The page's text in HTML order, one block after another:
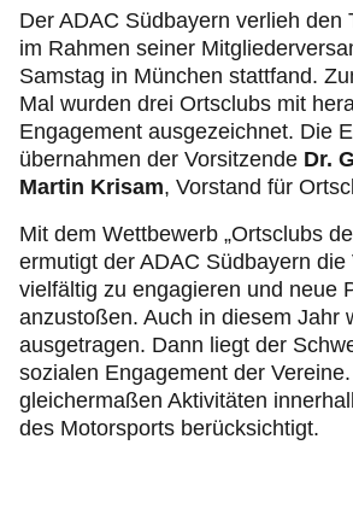
Der ADAC Südbayern verlieh den
im Rahmen seiner
Samstag in München stattfand.
Mal wurden drei Ortsclubs mit
Engagement ausgezeichnet. Die
übernahmen der Vorsitzende Dr.
Martin Krisam, Vorstand für
Mit dem Wettbewerb „Ortsclubs
ermutigt der ADAC Südbayern die
vielfältig zu engagieren und neue
anzustoßen. Auch in diesem Jahr
ausgetragen. Dann liegt der
sozialen Engagement der
gleichermaßen Aktivitäten
des Motorsports berücksichtigt.